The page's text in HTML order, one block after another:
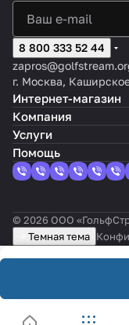
8 800 333 52 44
г. Москва,
Интернет-магазин
Компания
Услуги
Помощь
© 2026 ООО
Темная тема